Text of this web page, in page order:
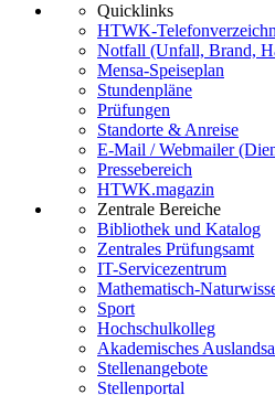
Quicklinks
HTWK-
Notfall (Unfall, Brand,
Mensa-Speiseplan
Stundenpläne
Prüfungen
Standorte & Anreise
E-Mail / Webmailer
Pressebereich
HTWK.magazin
Zentrale Bereiche
Bibliothek und Katalog
Zentrales Prüfungsamt
IT-Servicezentrum
Mathematisch-
Sport
Hochschulkolleg
Akademisches
Stellenangebote
Stellenportal